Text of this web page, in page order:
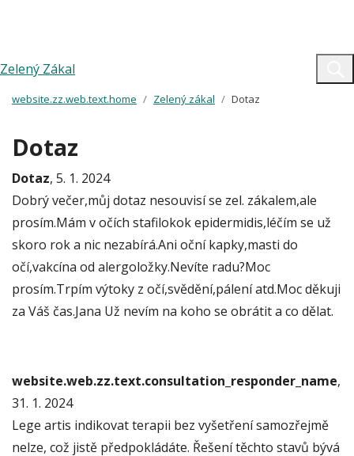
Zelený Zákal
website.zz.web.text.home Zelený zákal Dotaz
Dotaz
Dotaz, 5. 1. 2024
Dobrý večer,můj dotaz nesouvisí se zel. zákalem,ale
prosím.Mám v očích stafilokok epidermidis,léčím se už
skoro rok a nic nezabírá.Ani oční kapky,masti do
očí,vakcína od alergoložky.Nevíte radu?Moc
prosím.Trpím výtoky z očí,svědění,pálení atd.Moc děkuji
za Váš čas.Jana Už nevím na koho se obrátit a co dělat.
website.web.zz.text.consultation_responder_name,
31. 1. 2024
Lege artis indikovat terapii bez vyšetření samozřejmě
nelze, což jistě předpokládáte. Řešení těchto stavů bývá